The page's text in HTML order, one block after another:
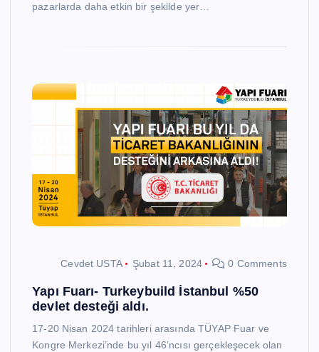
pazarlarda daha etkin bir şekilde yer…
Cevdet USTA Şubat 11, 2024 0 Comments
Yapı Fuarı- Turkeybuild İstanbul %50
devlet desteği aldı.
17-20 Nisan 2024 tarihleri arasında TÜYAP Fuar ve
Kongre Merkezi’nde bu yıl 46’ncısı gerçekleşecek olan